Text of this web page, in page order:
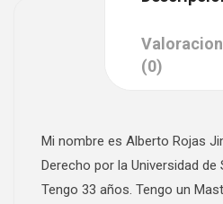
(0)
Mi nombre es Alberto Rojas
Derecho por la Universidad de
Tengo 33 años. Tengo un